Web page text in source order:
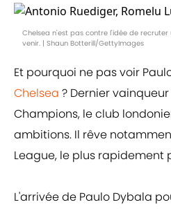
Chelsea n'est pas contre l'idée de recruter
venir. | Shaun Botterill/GettyImages
Et pourquoi ne pas voir
Chelsea ? Dernier
Champions, le club
ambitions. Il rêve
League, le plus rapidement
L'arrivée de Paulo Dybala